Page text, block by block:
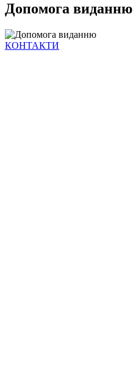
Допомога виданню
КОНТАКТИ